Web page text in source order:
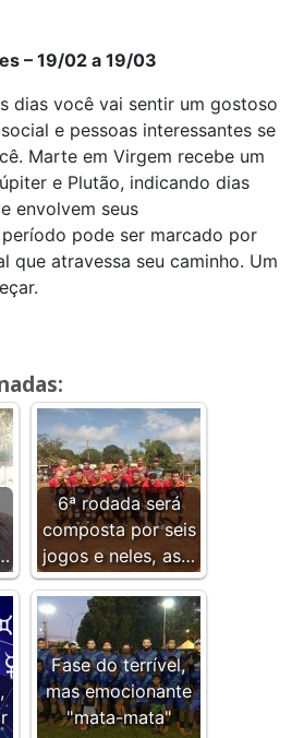
– 19/02 a 19/03
dias você vai sentir um gostoso
e pessoas interessantes se
Marte em Virgem recebe um
e Plutão, indicando dias
envolvem seus
pode ser marcado por
que atravessa seu caminho. Um
6ª rodada será
composta por seis
jogos e neles, as…
Fase do terrível,
mas emocionante
"mata-mata"